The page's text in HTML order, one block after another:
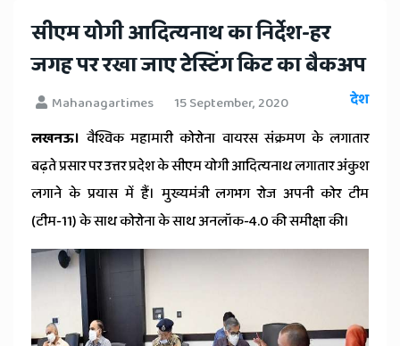
Hindi
News,
Hindi
Samachar,
Jaipur
Rajasthan
News
सीएम योगी आदित्यनाथ का निर्देश-हर
जगह पर रखा जाए टेस्टिंग किट का बैकअप
Mahanagartimes 15 September, 2020
देश
लखनऊ।वैश्विक महामारी कोरोना वायरस संक्रमण के लगातार
बढ़ते प्रसार पर उत्तर प्रदेश के सीएम योगी आदित्यनाथ लगातार अंकुश
लगाने के प्रयास में हैं। मुख्यमंत्री लगभग रोज अपनी कोर टीम
(टीम-11) के साथ कोरोना के साथ अनलॉक-4.0 की समीक्षा की।